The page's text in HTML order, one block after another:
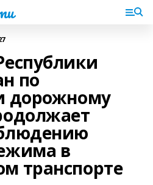
по
дорожному
в
транспорте